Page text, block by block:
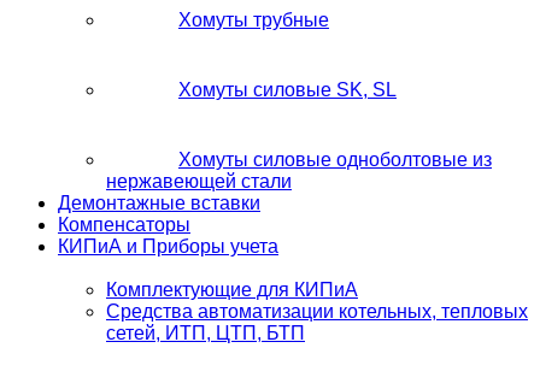
Хомуты трубные
Хомуты силовые SK, SL
Хомуты силовые одноболтовые из
нержавеющей стали
Демонтажные вставки
Компенсаторы
КИПиА и Приборы учета
Комплектующие для КИПиА
Средства автоматизации котельных, тепловых
сетей, ИТП, ЦТП, БТП